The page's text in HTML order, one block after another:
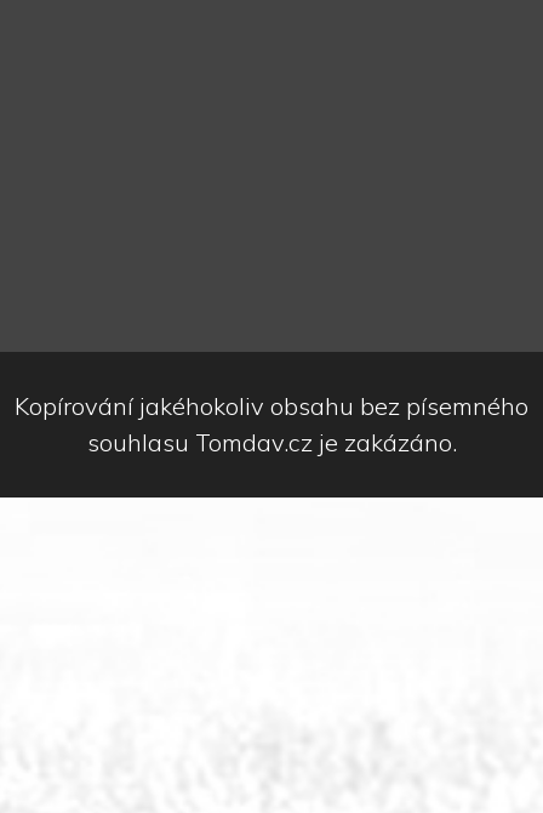
Kopírování jakéhokoliv obsahu bez písemného
souhlasu Tomdav.cz je zakázáno.